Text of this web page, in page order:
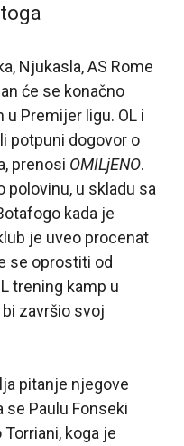
Njukasla, AS Rome
će se konačno
Premijer ligu. OL i
potpuni dogovor o
prenosi OMILjENO.
polovinu, u skladu sa
kada je
je uveo procenat
se oprostiti od
trening kamp u
završio svoj
pitanje njegove
se Paulu Fonseki
koga je